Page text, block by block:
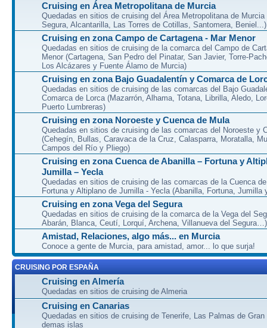
Cruising en Área Metropolitana de Murcia
Quedadas en sitios de cruising del Área Metropolitana de Murcia
Segura, Alcantarilla, Las Torres de Cotillas, Santomera, Beniel...)
Cruising en zona Campo de Cartagena - Mar Menor
Quedadas en sitios de cruising de la comarca del Campo de
Menor (Cartagena, San Pedro del Pinatar, San Javier, Torre-
Los Alcázares y Fuente Álamo de Murcia)
Cruising en zona Bajo Guadalentín y Comarca de
Quedadas en sitios de cruising de las comarcas del Bajo
Comarca de Lorca (Mazarrón, Alhama, Totana, Librilla, Aledo,
Puerto Lumbreras)
Cruising en zona Noroeste y Cuenca de Mula
Quedadas en sitios de cruising de las comarcas del Noroeste y
(Cehegín, Bullas, Caravaca de la Cruz, Calasparra, Moratalla,
Campos del Río y Pliego)
Cruising en zona Cuenca de Abanilla – Fortuna y
Jumilla – Yecla
Quedadas en sitios de cruising de las comarcas de la Cuenca
Fortuna y Altiplano de Jumilla - Yecla (Abanilla, Fortuna, Jumilla
Cruising en zona Vega del Segura
Quedadas en sitios de cruising de la comarca de la Vega del
Abarán, Blanca, Ceutí, Lorquí, Archena, Villanueva del Segura…)
Amistad, Relaciones, algo más... en Murcia
Conoce a gente de Murcia, para amistad, amor... lo que surja!
CRUISING POR ESPAÑA
Cruising en Almería
Quedadas en sitios de cruising de Almeria
Cruising en Canarias
Quedadas en sitios de cruising de Tenerife, Las Palmas de Gran
demas islas